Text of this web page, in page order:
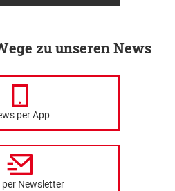
zu unseren News
per App
per Newsletter